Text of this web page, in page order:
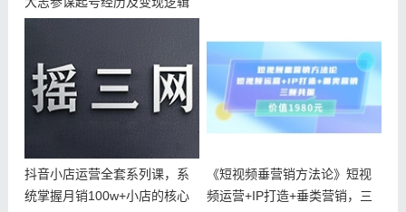
抖音小店运营全套系列课，系
统掌握月销100w+小店的核心
《短视频垂营销方法论》短视
频运营+IP打造+垂类营销，三